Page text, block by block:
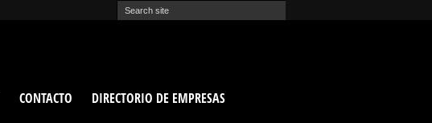
CONTACTO
DIRECTORIO DE EMPRESAS